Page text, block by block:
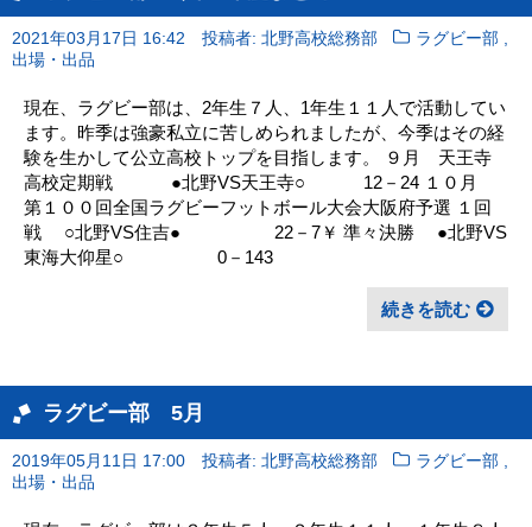
2021年03月17日 16:42 投稿者: 北野高校総務部 ラグビー部
出場・出品
現在、ラグビー部は、2年生７人、1年生１１人で活動してい
ます。昨季は強豪私立に苦しめられましたが、今季はその経
験を生かして公立高校トップを目指します。 ９月 天王寺
高校定期戦 ●北野VS天王寺○ 12－24 １０月
第１００回全国ラグビーフットボール大会大阪府予選 １回
戦 ○北野VS住吉● 22－7￥ 準々決勝 ●北野VS
東海大仰星○ 0－143
続きを読む
ラグビー部 5月
2019年05月11日 17:00 投稿者: 北野高校総務部 ラグビー部
出場・出品